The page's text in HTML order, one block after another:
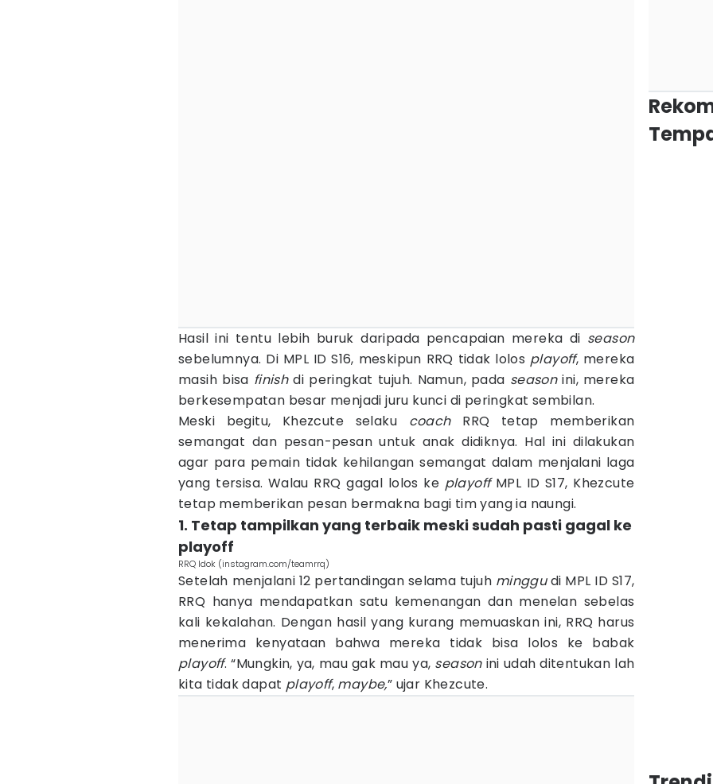
Hasil ini tentu lebih buruk daripada pencapaian mereka di season
sebelumnya. Di MPL ID S16, meskipun RRQ tidak lolos playoff, mereka
masih bisa finishdi peringkat tujuh. Namun, pada seasonini, mereka
berkesempatan besar menjadi juru kunci di peringkat sembilan.
Meski begitu, Khezcute selaku coachRRQ tetap memberikan
semangat dan pesan-pesan untuk anak didiknya. Hal ini dilakukan
agar para pemain tidak kehilangan semangat dalam menjalani laga
yang tersisa. Walau RRQ gagal lolos ke playoff MPL ID S17, Khezcute
tetap memberikan pesan bermakna bagi tim yang ia naungi.
1. Tetap tampilkan yang terbaik meski sudah pasti gagal ke
playoff
RRQ Idok (instagram.com/teamrrq)
Setelah menjalani 12 pertandingan selama tujuh minggudi MPL ID S17,
RRQ hanya mendapatkan satu kemenangan dan menelan sebelas
kali kekalahan. Dengan hasil yang kurang memuaskan ini, RRQ harus
menerima kenyataan bahwa mereka tidak bisa lolos ke babak
playoff. “Mungkin, ya, mau gak mau ya, seasonini udah ditentukan lah
kita tidak dapat playoff, maybe,” ujar Khezcute.